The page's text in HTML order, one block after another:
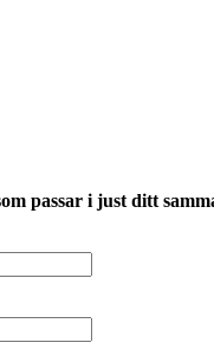
passar i just ditt